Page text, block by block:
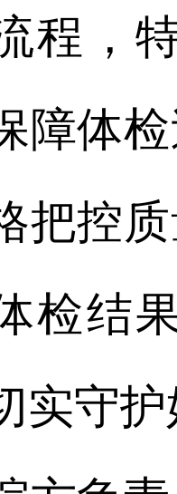
程，
障体
把控
检结
实守